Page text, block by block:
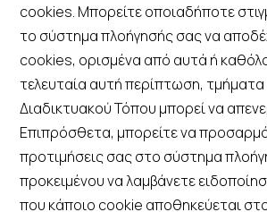
cookies. Μπορείτε οποιαδήποτε
το σύστημα πλοήγησής σας να
cookies, ορισμένα από αυτά ή
τελευταία αυτή περίπτωση,
Διαδικτυακού Τόπου μπορεί να
Επιπρόσθετα, μπορείτε να
προτιμήσεις σας στο σύστημα
προκειμένου να λαμβάνετε
που κάποιο cookie αποθηκεύεται